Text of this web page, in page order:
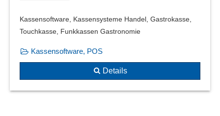
Kassensoftware, Kassensysteme Handel, Gastrokasse,
Touchkasse, Funkkassen Gastronomie
Kassensoftware, POS
Details